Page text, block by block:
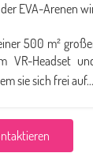
EVA-Arenen
500 m²
VR-Headset
sie sich frei auf...